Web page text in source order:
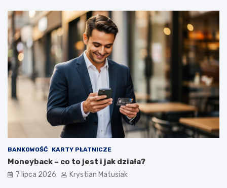
BANKOWOŚĆ KARTY PŁATNICZE
Moneyback – co to jest i jak działa?
7 lipca 2026 Krystian Matusiak